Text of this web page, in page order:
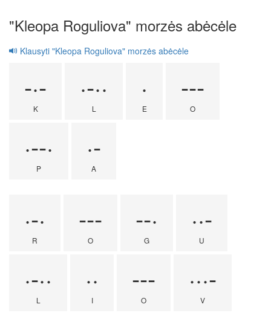
"Kleopa Roguliova" morzės abėcėle
Klausyti "Kleopa Roguliova" morzės abėcėle
-·-
K
·-··
L
·
E
---
O
·--·
P
·-
A
·-·
R
---
O
--·
G
··-
U
·-··
L
··
I
---
O
···-
V